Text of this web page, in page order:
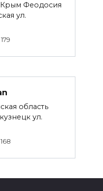
Крым Феодосия
ул.
179
область
ул.
168